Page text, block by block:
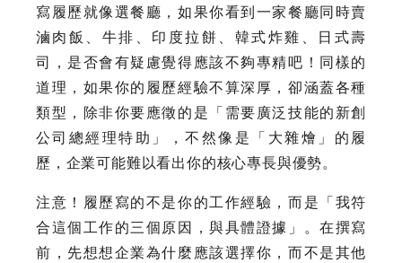
寫履歷就像選餐廳，如果你看到一家餐廳同時賣
滷肉飯、牛排、印度拉餅、韓式炸雞、日式壽
司，是否會有疑慮覺得應該不夠專精吧！同樣的
道理，如果你的履歷經驗不算深厚，卻涵蓋各種
類型，除非你要應徵的是「需要廣泛技能的新創
公司總經理特助」，不然像是「大雜燴」的履
歷，企業可能難以看出你的核心專長與優勢。
注意！履歷寫的不是你的工作經驗，而是「我符
合這個工作的三個原因，與具體證據」。在撰寫
前，先想想企業為什麼應該選擇你，而不是其他